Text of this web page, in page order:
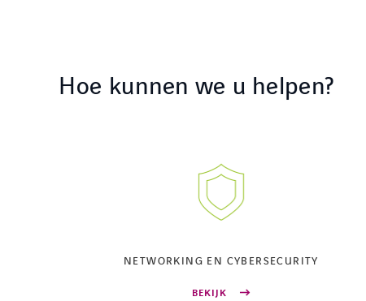
Hoe kunnen we u helpen?
NETWORKING EN CYBERSECURITY
BEKIJK